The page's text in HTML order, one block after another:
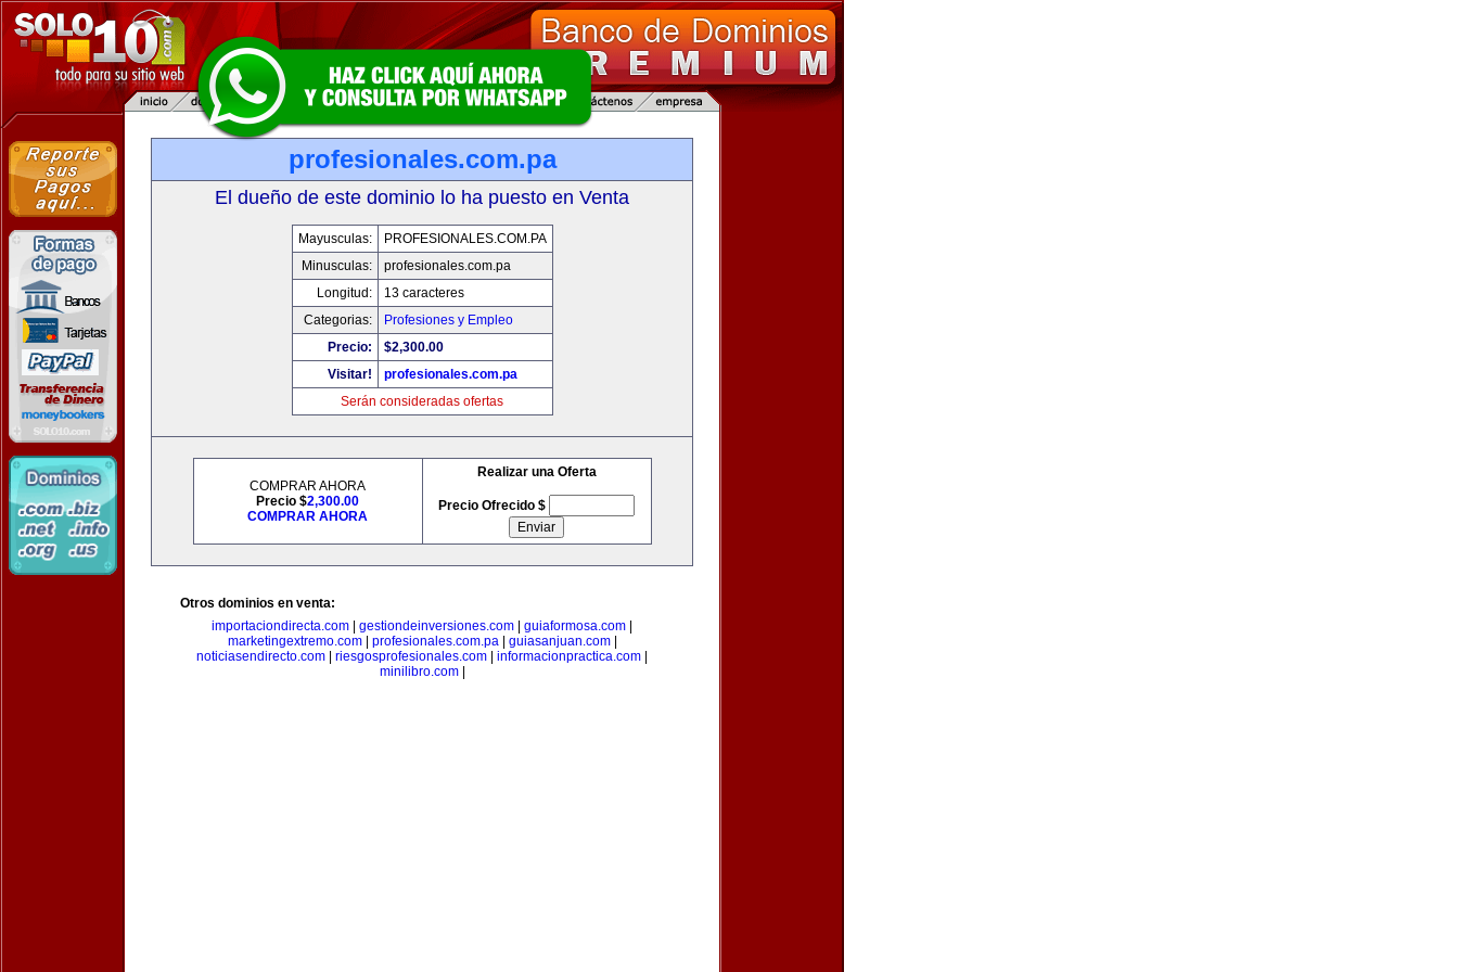
profesionales.com.pa
El dueño de este dominio lo ha puesto en Venta
Mayusculas:
PROFESIONALES.COM.PA
Minusculas:
profesionales.com.pa
Longitud:
13 caracteres
Categorias:
Profesiones y Empleo
Precio:
$2,300.00
Visitar!
profesionales.com.pa
Serán consideradas ofertas
COMPRAR AHORA
Precio $2,300.00
COMPRAR AHORA
Realizar una Oferta
Precio Ofrecido $
Otros dominios en venta:
importaciondirecta.com
gestiondeinversiones.com guiaformosa.com
marketingextremo.com| profesionales.com.pa| guiasanjuan.com|
noticiasendirecto.com
riesgosprofesionales.com informacionpractica.com
minilibro.com|